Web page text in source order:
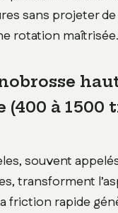
sans projeter
rotation maîtrisée.
(400 à 1500
souvent
transforment
friction rapide